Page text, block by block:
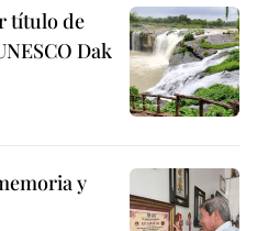
título de
Dak
y